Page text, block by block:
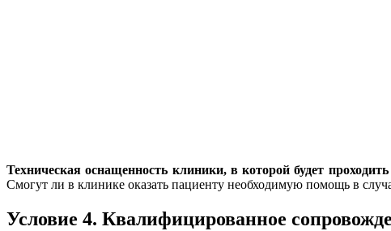
Техническая оснащенность клиники, в которой будет
Смогут ли в клинике оказать пациенту необходимую помощь в
Условие 4. Квалифицированное